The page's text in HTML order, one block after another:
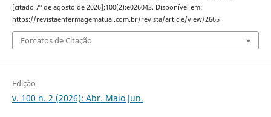
[citado 7º de agosto de 2026];100(2):e026043. Disponível em:
https://revistaenfermagematual.com.br/revista/article/view/2665
Fomatos de Citação
Edição
v. 100 n. 2 (2026): Abr. Maio Jun.